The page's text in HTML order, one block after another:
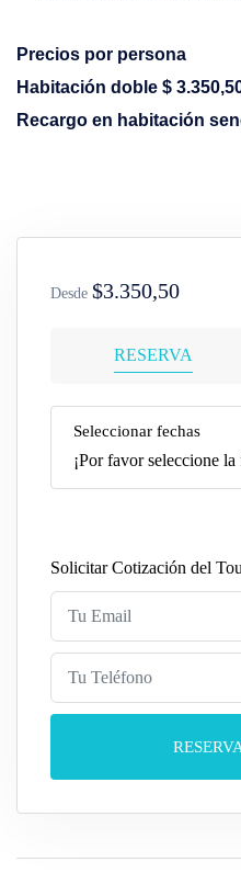
Precios por persona
Habitación doble $
Recargo en habitación
Desde $3.350,50
RESERVA
Seleccionar fechas
¡Por favor seleccione la
Solicitar Cotización del